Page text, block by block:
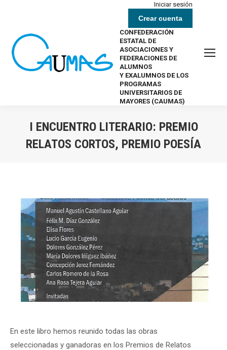
Iniciar sesión
Crear cuenta
CONFEDERACIÓN
ESTATAL DE
ASOCIACIONES Y
FEDERACIONES DE
ALUMNOS
Y EXALUMNOS DE LOS
PROGRAMAS
UNIVERSITARIOS DE
MAYORES (CAUMAS)
I ENCUENTRO LITERARIO: PREMIO
RELATOS CORTOS, PREMIO POESÍA
En este libro hemos reunido todas las obras
seleccionadas y ganadoras en los Premios de Relatos